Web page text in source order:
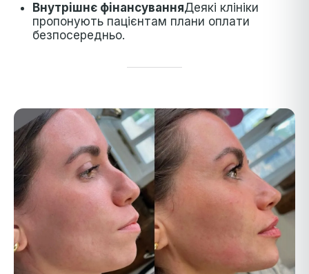
Внутрішнє фінансуванняДеякі клініки
пропонують пацієнтам плани оплати
безпосередньо.